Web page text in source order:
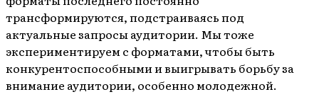
трансформируются, подстраиваясь под
актуальные запросы аудитории. Мы тоже
экспериментируем с форматами, чтобы быть
конкурентоспособными и выигрывать борьбу за
внимание аудитории, особенно молодежной.